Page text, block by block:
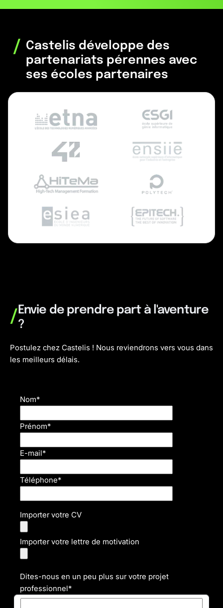
/ Castelis développe des
partenariats pérennes avec
ses écoles partenaires
/Envie de prendre part à l'aventure
?
Postulez chez Castelis ! Nous reviendrons vers vous dans
les meilleurs délais.
Nom*
Prénom*
E-mail*
Téléphone*
Importer votre CV
Importer votre lettre de motivation
Dites-nous en un peu plus sur votre projet
professionnel*